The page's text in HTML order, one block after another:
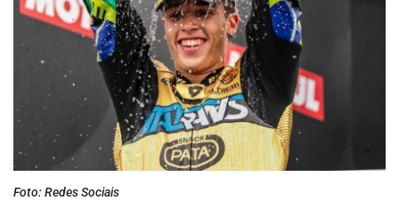
Foto: Redes Sociais